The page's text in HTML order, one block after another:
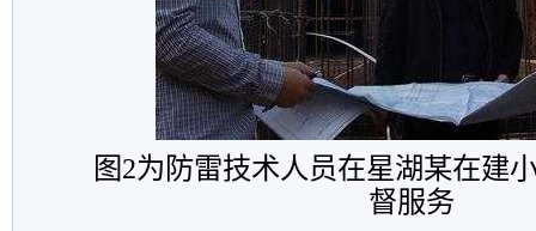
图2为防雷技术人员在星湖某在建
督服务